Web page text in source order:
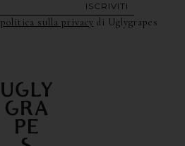
ISCRIVITI
politica sulla privacy di Uglygrapes